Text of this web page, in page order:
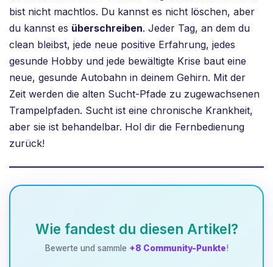
bist nicht machtlos. Du kannst es nicht löschen, aber
du kannst es überschreiben. Jeder Tag, an dem du
clean bleibst, jede neue positive Erfahrung, jedes
gesunde Hobby und jede bewältigte Krise baut eine
neue, gesunde Autobahn in deinem Gehirn. Mit der
Zeit werden die alten Sucht-Pfade zu zugewachsenen
Trampelpfaden. Sucht ist eine chronische Krankheit,
aber sie ist behandelbar. Hol dir die Fernbedienung
zurück!
Wie fandest du diesen Artikel?
Bewerte und sammle +8 Community-Punkte!